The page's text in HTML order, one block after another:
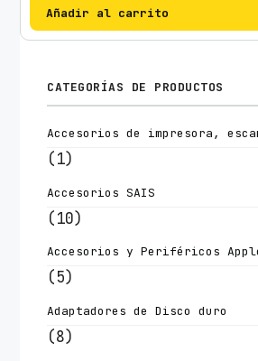
Añadir al carrito
CATEGORÍAS DE PRODUCTOS
Accesorios de impresora,
(1)
Accesorios SAIS
(10)
Accesorios y Periféricos
(5)
Adaptadores de Disco duro
(8)